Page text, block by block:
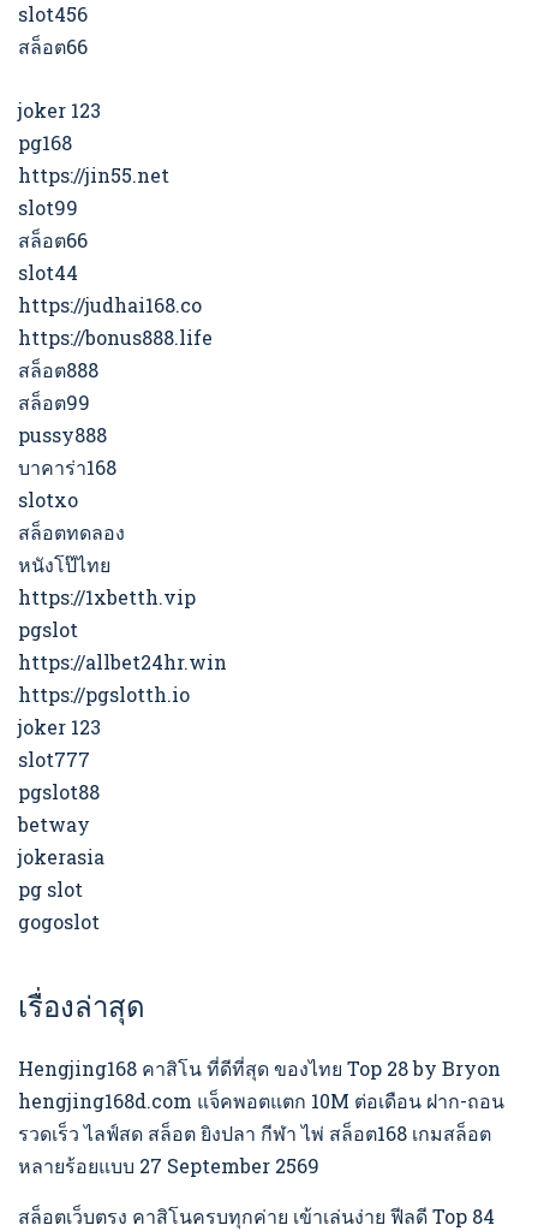
slot456
สล็อต66
joker 123
pg168
https://jin55.net
slot99
สล็อต66
slot44
https://judhai168.co
https://bonus888.life
สล็อต888
สล็อต99
pussy888
บาคาร่า168
slotxo
สล็อตทดลอง
หนังโป๊ไทย
https://1xbetth.vip
pgslot
https://allbet24hr.win
https://pgslotth.io
joker 123
slot777
pgslot88
betway
jokerasia
pg slot
gogoslot
เรื่องล่าสุด
Hengjing168 คาสิโน ที่ดีที่สุด ของไทย Top 28 by Bryon
hengjing168d.com แจ็คพอตแตก 10M ต่อเดือน ฝาก-ถอน
รวดเร็ว ไลฟ์สด สล็อต ยิงปลา กีฬา ไพ่ สล็อต168 เกมสล็อต
หลายร้อยแบบ 27 September 2569
สล็อตเว็บตรง คาสิโนครบทุกค่าย เข้าเล่นง่าย ฟีลดี Top 84